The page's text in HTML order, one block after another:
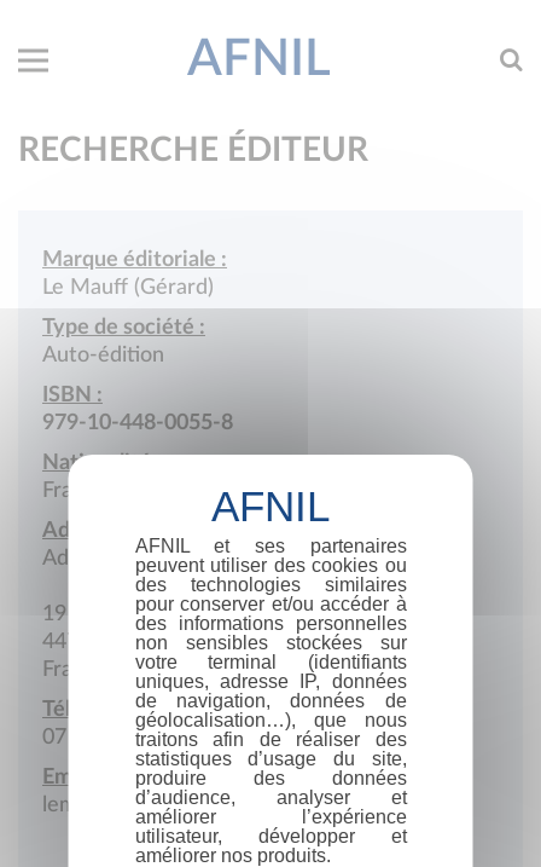
AFNIL
RECHERCHE ÉDITEUR
Marque éditoriale :
Le Mauff (Gérard)
Type de société :
Auto-édition
ISBN :
979-10-448-0055-8
Nationalité :
France
Adresse :
Adresse postale
19 Rue de la Comtée
44770 La Plaine-sur-Mer
France
Téléphone portable :
07 81 10 38 18
Email :
lemauff.gerard@free.fr
AFNIL et ses partenaires
peuvent utiliser des cookies ou
des technologies similaires
pour conserver et/ou accéder à
des informations personnelles
non sensibles stockées sur
votre terminal (identifiants
uniques, adresse IP, données
de navigation, données de
géolocalisation…), que nous
traitons afin de réaliser des
statistiques d’usage du site,
produire des données
d’audience, analyser et
améliorer l’expérience
utilisateur, développer et
améliorer nos produits.